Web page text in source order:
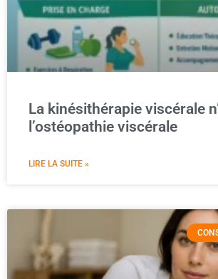
La kinésithérapie viscérale
l’ostéopathie viscérale
LIRE LA SUITE »